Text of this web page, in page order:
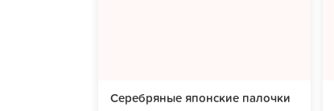
Серебряные японские палочки